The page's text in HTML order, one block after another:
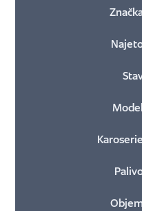
Model
Karoserie